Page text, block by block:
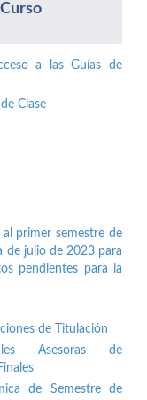
a las Guías de
Clase
primer semestre de
de julio de 2023 para
pendientes para la
de Titulación
Asesoras de
de Semestre de